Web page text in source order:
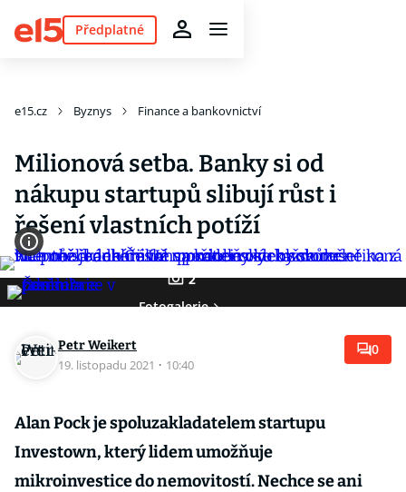
Předplatné
e15.cz Byznys Finance a bankovnictví
Milionová setba. Banky si od
nákupu startupů slibují růst i
řešení vlastních potíží
2
Fotogalerie
Petr Weikert
19. listopadu 2021 · 10:40
0
Alan Pock je spoluzakladatelem startupu
Investown, který lidem umožňuje
mikroinvestice do nemovitostí. Nechce se ani